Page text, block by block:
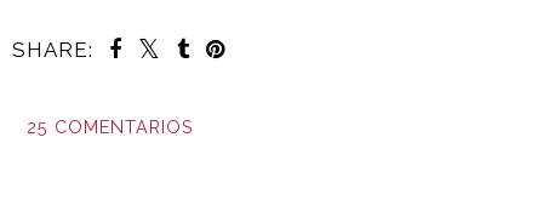
SHARE:
25 COMENTARIOS